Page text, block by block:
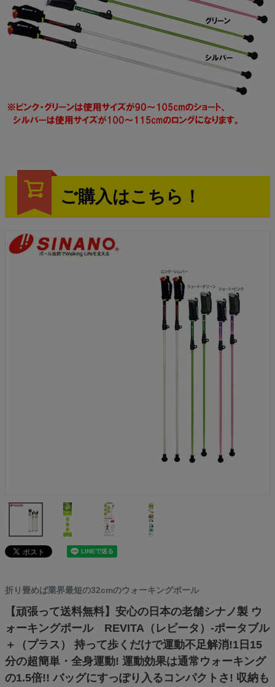
ご購入はこちら！
折り畳めば業界最短の32cmのウォーキングポール
【頑張って送料無料】安心の日本の老舗シナノ製 ウ
ォーキングポール REVITA（レビータ）-ポータブル
＋（プラス） 持って歩くだけで運動不足解消!1日15
分の超簡単・全身運動! 運動効果は通常ウォーキング
の1.5倍!! バッグにすっぽり入るコンパクトさ! 収納も